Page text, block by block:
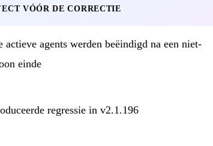
VÓÓR DE CORRECTIE
actieve agents werden beëindigd na een niet-
einde
regressie in v2.1.196